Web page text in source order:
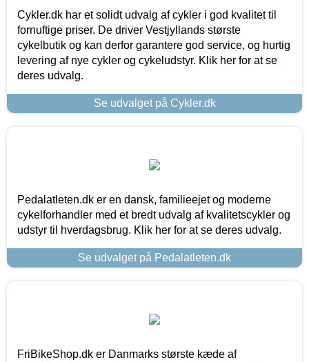
Cykler.dk har et solidt udvalg af cykler i god kvalitet til
fornuftige priser. De driver Vestjyllands største
cykelbutik og kan derfor garantere god service, og hurtig
levering af nye cykler og cykeludstyr. Klik her for at se
deres udvalg.
Se udvalget på Cykler.dk
Pedalatleten.dk er en dansk, familieejet og moderne
cykelforhandler med et bredt udvalg af kvalitetscykler og
udstyr til hverdagsbrug. Klik her for at se deres udvalg.
Se udvalget på Pedalatleten.dk
FriBikeShop.dk er Danmarks største kæde af